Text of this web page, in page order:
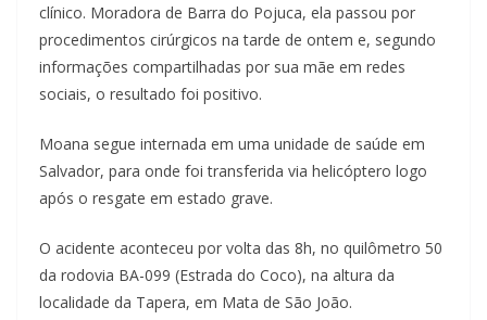
clínico. Moradora de Barra do Pojuca, ela passou por
procedimentos cirúrgicos na tarde de ontem e, segundo
informações compartilhadas por sua mãe em redes
sociais, o resultado foi positivo.
Moana segue internada em uma unidade de saúde em
Salvador, para onde foi transferida via helicóptero logo
após o resgate em estado grave.
O acidente aconteceu por volta das 8h, no quilômetro 50
da rodovia BA-099 (Estrada do Coco), na altura da
localidade da Tapera, em Mata de São João.